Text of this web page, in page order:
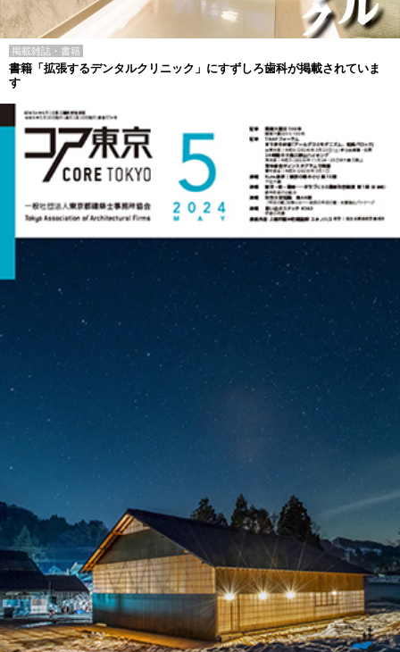
掲載雑誌・書籍
書籍「拡張するデンタルクリニック」にすずしろ歯科が掲載されていま
す